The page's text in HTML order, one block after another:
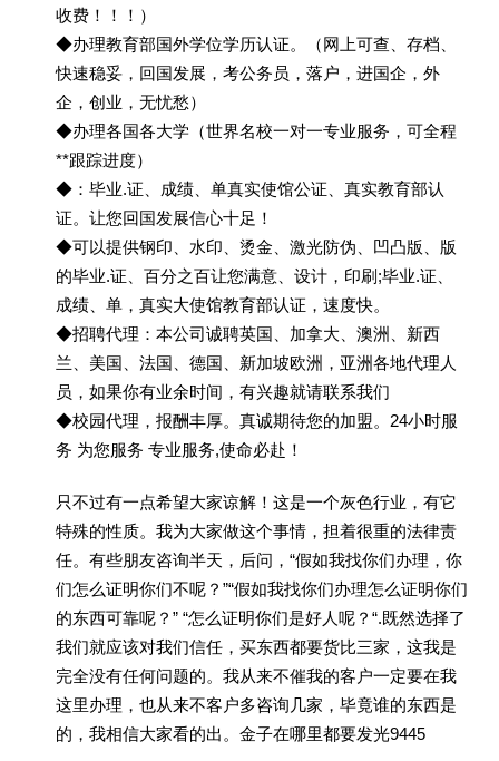
收费！！！）
◆办理教育部国外学位学历认证。（网上可查、存档、
快速稳妥，回国发展，考公务员，落户，进国企，外
企，创业，无忧愁）
◆办理各国各大学（世界名校一对一专业服务，可全程
**跟踪进度）
◆：毕业.证、成绩、单真实使馆公证、真实教育部认
证。让您回国发展信心十足！
◆可以提供钢印、水印、烫金、激光防伪、凹凸版、版
的毕业.证、百分之百让您满意、设计，印刷;毕业.证、
成绩、单，真实大使馆教育部认证，速度快。
◆招聘代理：本公司诚聘英国、加拿大、澳洲、新西
兰、美国、法国、德国、新加坡欧洲，亚洲各地代理人
员，如果你有业余时间，有兴趣就请联系我们
◆校园代理，报酬丰厚。真诚期待您的加盟。24小时服
务 为您服务 专业服务,使命必赴！
只不过有一点希望大家谅解！这是一个灰色行业，有它
特殊的性质。我为大家做这个事情，担着很重的法律责
任。有些朋友咨询半天，后问，“假如我找你们办理，你
们怎么证明你们不呢？”“假如我找你们办理怎么证明你们
的东西可靠呢？” “怎么证明你们是好人呢？“.既然选择了
我们就应该对我们信任，买东西都要货比三家，这我是
完全没有任何问题的。我从来不催我的客户一定要在我
这里办理，也从来不客户多咨询几家，毕竟谁的东西是
的，我相信大家看的出。金子在哪里都要发光9445